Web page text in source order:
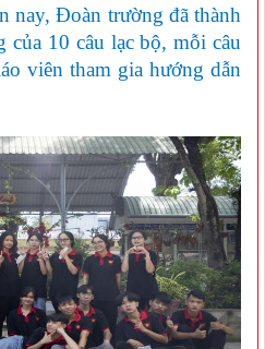
nay, Đoàn trường đã thành
10 câu lạc bộ, mỗi câu
viên tham gia hướng dẫn